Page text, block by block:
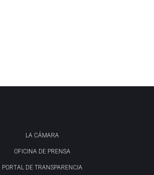
LA CÁMARA
OFICINA DE PRENSA
PORTAL DE TRANSPARENCIA